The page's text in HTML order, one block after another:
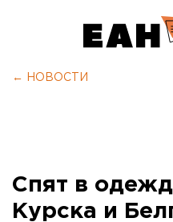
← НОВОСТИ
Спят в
Курска и